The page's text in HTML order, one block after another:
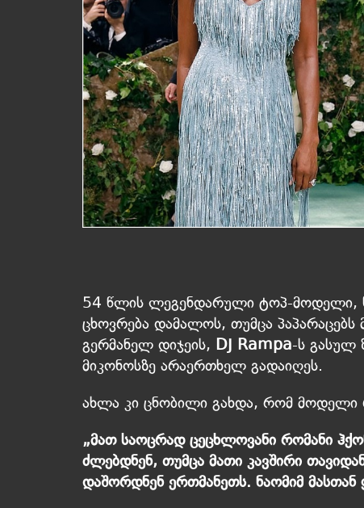
54 წლის ლეგენდარული ტოპ-მოდელი,
ცხოვრება დამალოს, თუმცა პაპარაცებს
გერმანელ დიჯეის, DJ Rampa-ს გასულ
მიკონოსზე არაერთხელ გადაიღეს.
ახლა კი ცნობილი გახდა, რომ მოდელი
„მათ საოცრად ცეცხლოვანი რომანი
ძლებდნენ, თუმცა მათი კავშირი
დაშორდნენ ერთმანეთს. ნაომიმ მასთან